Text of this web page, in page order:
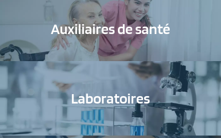
Auxiliaires de santé
Laboratoires